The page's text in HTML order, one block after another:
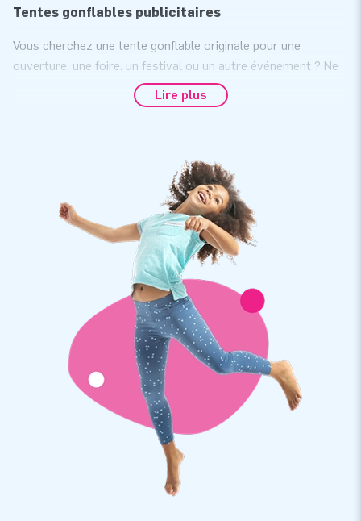
Tentes gonflables publicitaires
Vous cherchez une tente gonflable originale pour une
ouverture, une foire, un festival ou un autre événement ? Ne
cherchez plus ! Vous trouverez chez JB une tente gonflable
pour chaque événement.
soirée après-ski ou une autre fête à thème ? Avec une tente
gonflable, vous pouvez créer le cadre idéal pour une fête en
un rien de temps.
- Vous êtes à une foire ou à un marché ? Peu importe où,
mais avec une tente gonflable, vous avez immédiatement
votre propre place ou stand. En 10 minutes !
- Vous voulez que votre produit ait une forme spéciale? Cela
est possible aussi. Donnez à votre tente gonflable une double
fonction : celle de la promotion marketing d'un produit et
celle de stand ou de point de vente.
- Vous organisez un événement et vous souhaitez offrir à vos
visiteurs un abri à l'extérieur ? Sortez une tente!
Vous souhaiteriez obtenir un exemple visuel de votre tente
gonflable sur mesure? Contactez-nous directement pour
Lire plus